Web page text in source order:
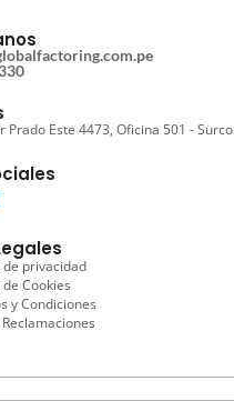
Prado Este 4473, Oficina 501 - Surco
de privacidad
Cookies
y Condiciones